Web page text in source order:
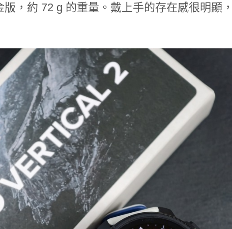
，約 72 g 的重量。戴上手的存在感很明顯